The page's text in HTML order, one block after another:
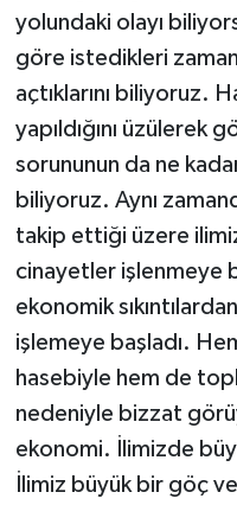
yolundaki olayı
göre istedikleri
açtıklarını biliyoruz.
yapıldığını üzülerek
sorununun da ne
biliyoruz. Aynı
takip ettiği üzere
cinayetler işlenmeye
ekonomik
işlemeye başladı.
hasebiyle hem de
nedeniyle bizzat
ekonomi. İlimizde
İlimiz büyük bir göç